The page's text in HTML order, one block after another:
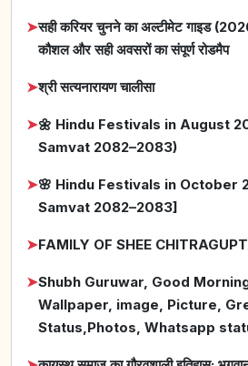
➤सही करियर चुनने का अल्टीमेट गाइड
कौशल और सही अवसरों का संपूर्ण रोडमैप
➤श्री सत्यनारायण चालीसा
➤🌼 Hindu Festivals in August
Samvat 2082–2083)
➤🌸 Hindu Festivals in October
Samvat 2082–2083]
➤FAMILY OF SHEE
➤Shubh Guruwar, Good
Wallpaper, image, Picture,
Status,Photos, Whatsapp